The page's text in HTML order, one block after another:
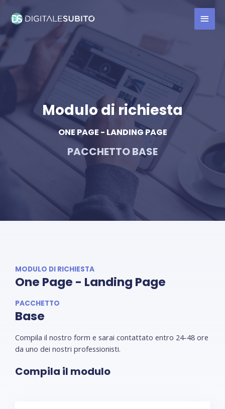
Modulo di richiesta
ONE PAGE - LANDING PAGE
PACCHETTO BASE
MODULO DI RICHIESTA
One Page - Landing Page
PACCHETTO
Base
Compila il nostro form e sarai contattato entro 24-48 ore
da uno dei nostri professionisti.
Compila il modulo